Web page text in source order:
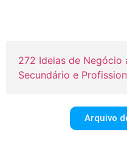
272 Ideias de Negócio
Secundário e
Arquivo